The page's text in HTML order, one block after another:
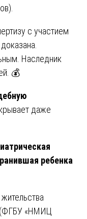
с участием
Наследник
💰
даже
ребенка
(ФГБУ «НМИЦ